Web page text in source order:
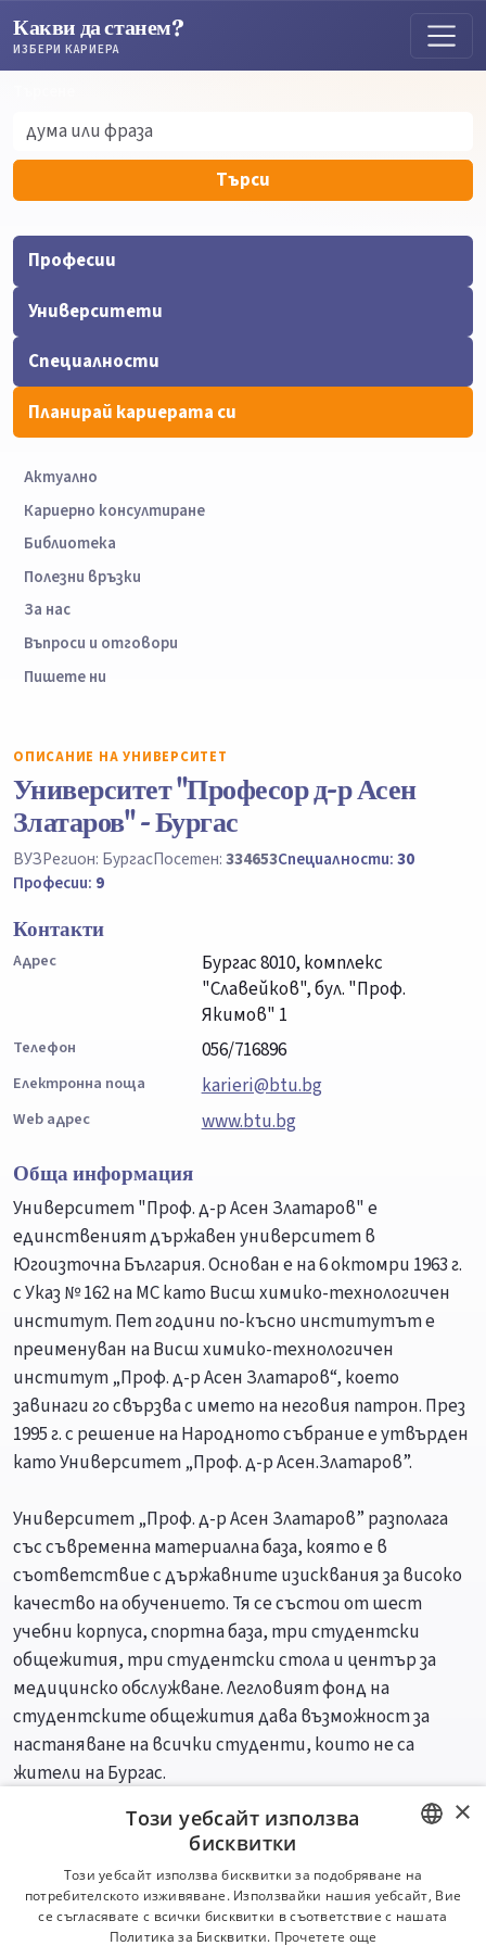
Какви да станем?
ИЗБЕРИ КАРИЕРА
Търси
Професии
Университети
Специалности
Планирай кариерата си
Актуално
Кариерно консултиране
Библиотека
Полезни връзки
За нас
Въпроси и отговори
Пишете ни
ОПИСАНИЕ НА УНИВЕРСИТЕТ
Университет "Професор д-р Асен
Златаров" - Бургас
ВУЗРегион: БургасПосетен:334653Специалности:30
Професии: 9
Контакти
Адрес
Бургас 8010, комплекс
"Славейков", бул. "Проф.
Якимов" 1
Телефон 056/716896
Електронна поща karieri@btu.bg
Web адрес
www.btu.bg
Обща информация
Университет "Проф. д-р Асен Златаров" е
единственият държавен университет в
Югоизточна България. Основан е на 6 октомри 1963 г.
с Указ № 162 на МС като Висш химико-технологичен
институт. Пет години по-късно институтът e
преименуван на Висш химико-технологичен
институт „Проф. д-р Асен Златаров“, което
завинаги го свързва с името на неговия патрон. През
1995 г. с решение на Народното събрание е утвърден
като Университет „Проф. д-р Асен.Златаров”.
Университет „Проф. д-р Асен Златаров” разполага
със съвременна материална база, която е в
съответствие с държавните изисквания за високо
качество на обучението. Тя се състои от шест
учебни корпуса, спортна база, три студентски
общежития, три студентски стола и център за
медицинско обслужване. Легловият фонд на
студентските общежития дава възможност за
настаняване на всички студенти, които не са
жители на Бургас.
Специалности Професии
BULGARIAN
ENGLISH
×
Този уебсайт използва
бисквитки
Този уебсайт използва бисквитки за подобряване на
потребителското изживяване. Използвайки нашия уебсайт, Вие
се съгласявате с всички бисквитки в съответствие с нашата
Политика за Бисквитки. Прочетете още